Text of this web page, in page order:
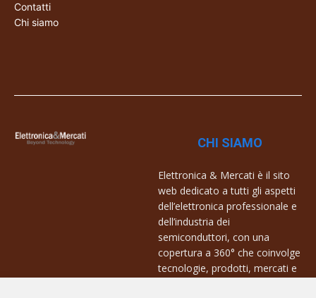
Contatti
Chi siamo
CHI SIAMO
Elettronica & Mercati è il sito
web dedicato a tutti gli aspetti
dell’elettronica professionale e
dell’industria dei
semiconduttori, con una
copertura a 360° che coinvolge
tecnologie, prodotti, mercati e